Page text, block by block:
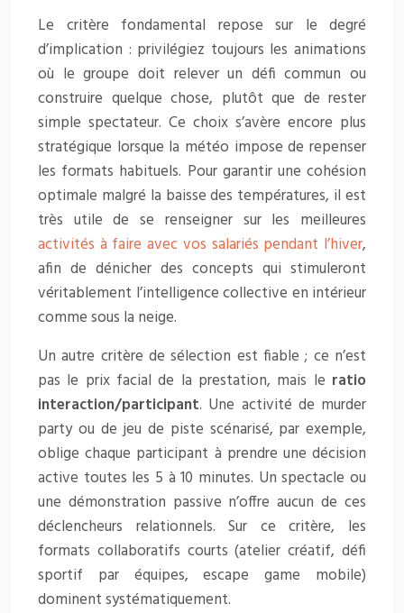
Le critère fondamental repose sur le degré
d’implication : privilégiez toujours les animations
où le groupe doit relever un défi commun ou
construire quelque chose, plutôt que de rester
simple spectateur. Ce choix s’avère encore plus
stratégique lorsque la météo impose de repenser
les formats habituels. Pour garantir une cohésion
optimale malgré la baisse des températures, il est
très utile de se renseigner sur les meilleures
activités à faire avec vos salariés pendant l’hiver,
afin de dénicher des concepts qui stimuleront
véritablement l’intelligence collective en intérieur
comme sous la neige.
Un autre critère de sélection est fiable ; ce n’est
pas le prix facial de la prestation, mais le ratio
interaction/participant. Une activité de murder
party ou de jeu de piste scénarisé, par exemple,
oblige chaque participant à prendre une décision
active toutes les 5 à 10 minutes. Un spectacle ou
une démonstration passive n’offre aucun de ces
déclencheurs relationnels. Sur ce critère, les
formats collaboratifs courts (atelier créatif, défi
sportif par équipes, escape game mobile)
dominent systématiquement.